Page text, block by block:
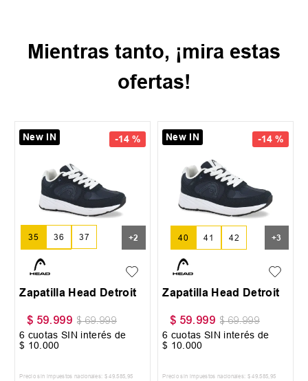
Mientras tanto, ¡mira estas
ofertas!
-14 %
New IN
35 36 37
38
+2
Zapatilla Head Detroit
$ 59.999 $ 69.999
6 cuotas SIN interés de
$ 10 000
Precio sin impuestos nacionales: $ 49.585,95
-14 %
New IN
40 41 42 +3
Zapatilla Head Detroit
$ 59.999 $ 69.999
6 cuotas SIN interés de
$ 10 000
Precio sin impuestos nacionales: $ 49.585,95